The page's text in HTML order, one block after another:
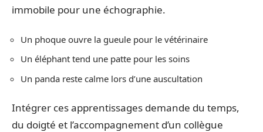
immobile pour une échographie.
Un phoque ouvre la gueule pour le vétérinaire
Un éléphant tend une patte pour les soins
Un panda reste calme lors d’une auscultation
Intégrer ces apprentissages demande du temps,
du doigté et l’accompagnement d’un collègue